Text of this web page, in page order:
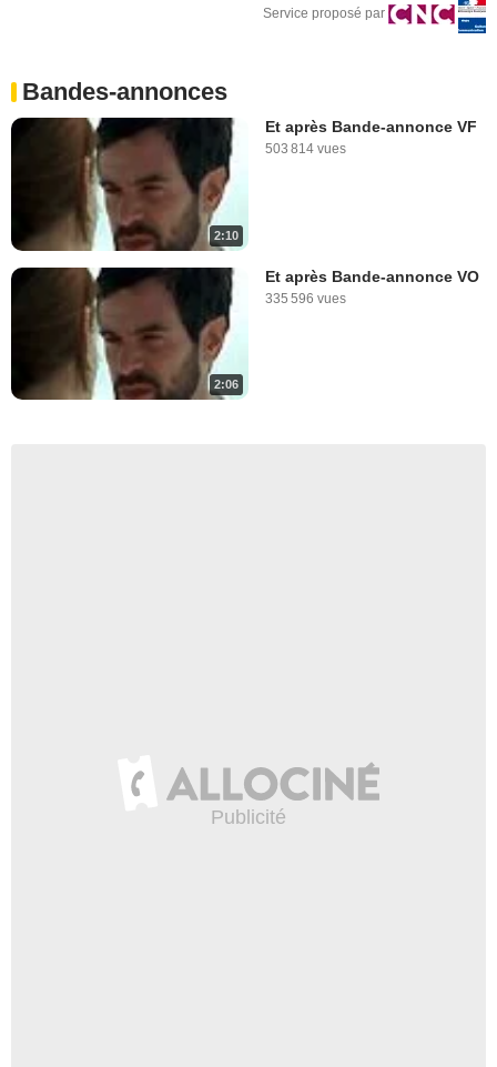
Service proposé par
Bandes-annonces
2:10
Et après Bande-annonce VF
503 814 vues
2:06
Et après Bande-annonce VO
335 596 vues